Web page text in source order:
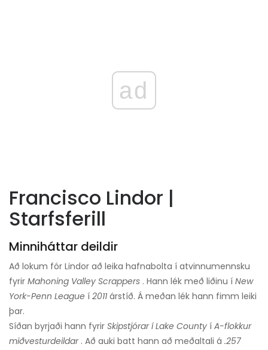
ad
Francisco Lindor |
Starfsferill
Minniháttar deildir
Að lokum fór Lindor að leika hafnabolta í atvinnumennsku
fyrir Mahoning Valley Scrappers . Hann lék með liðinu í New
York-Penn League í 2011 árstíð. Á meðan lék hann fimm leiki
þar.
Síðan byrjaði hann fyrir Skipstjórar í Lake County í A-flokkur
miðvesturdeildar. Að auki batt hann að meðaltali á .257